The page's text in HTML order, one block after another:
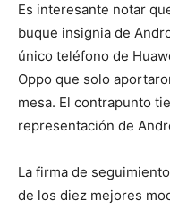
Es interesante notar
buque insignia de
único teléfono de
Oppo que solo
mesa. El contrapunto
representación de
La firma de
de los diez mejores